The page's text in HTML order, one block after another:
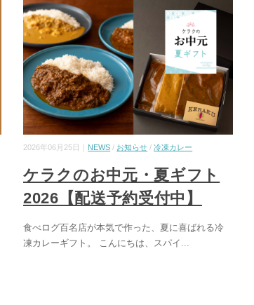
2026年06月25日｜ NEWS / お知らせ /冷凍カレー
ケラクのお中元・夏ギフト
2026【配送予約受付中】
食べログ百名店が本気で作った、夏に喜ばれる冷
凍カレーギフト。 こんにちは、スパイ ...